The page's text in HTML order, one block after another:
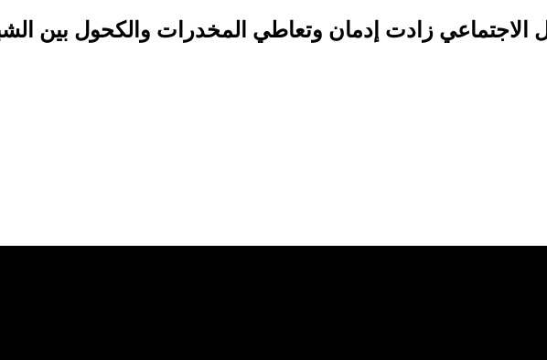
الاجتماعي زادت إدمان وتعاطي المخدرات والكحول بين